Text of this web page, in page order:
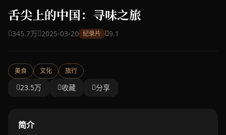
舌尖上的中国：寻味之旅
345.7万 2025-03-20 纪录片 9.1
美食 文化 旅行
23.5万 收藏 分享
简介